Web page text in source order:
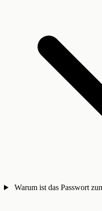
Warum ist das Passwort